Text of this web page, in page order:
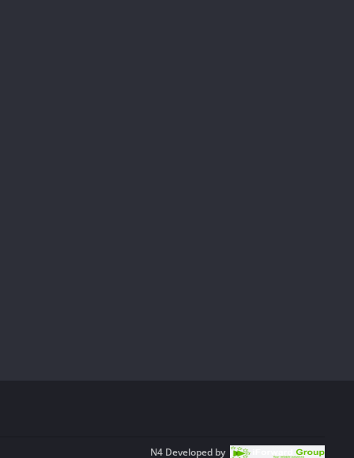
N4 Developed by